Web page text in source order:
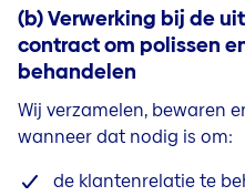
(b) Verwerking bij de
contract om polissen
behandelen
Wij verzamelen, bewaren
wanneer dat nodig is om:
de klantenrelatie te